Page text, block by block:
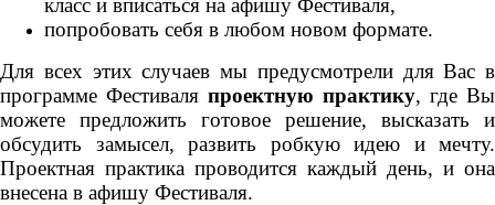
попробовать себя в любом новом формате.
Для всех этих случаев мы предусмотрели для Вас в
программе Фестиваля проектную практику, где Вы
можете предложить готовое решение, высказать и
обсудить замысел, развить робкую идею и мечту.
Проектная практика проводится каждый день, и она
внесена в афишу Фестиваля.